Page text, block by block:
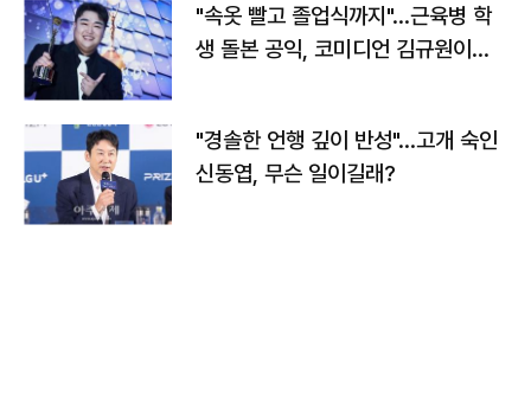
"속옷 빨고 졸업식까지"…근육병 학
생 돌본 공익, 코미디언 김규원이었
"경솔한 언행 깊이 반성"…고개 숙인
신동엽, 무슨 일이길래?